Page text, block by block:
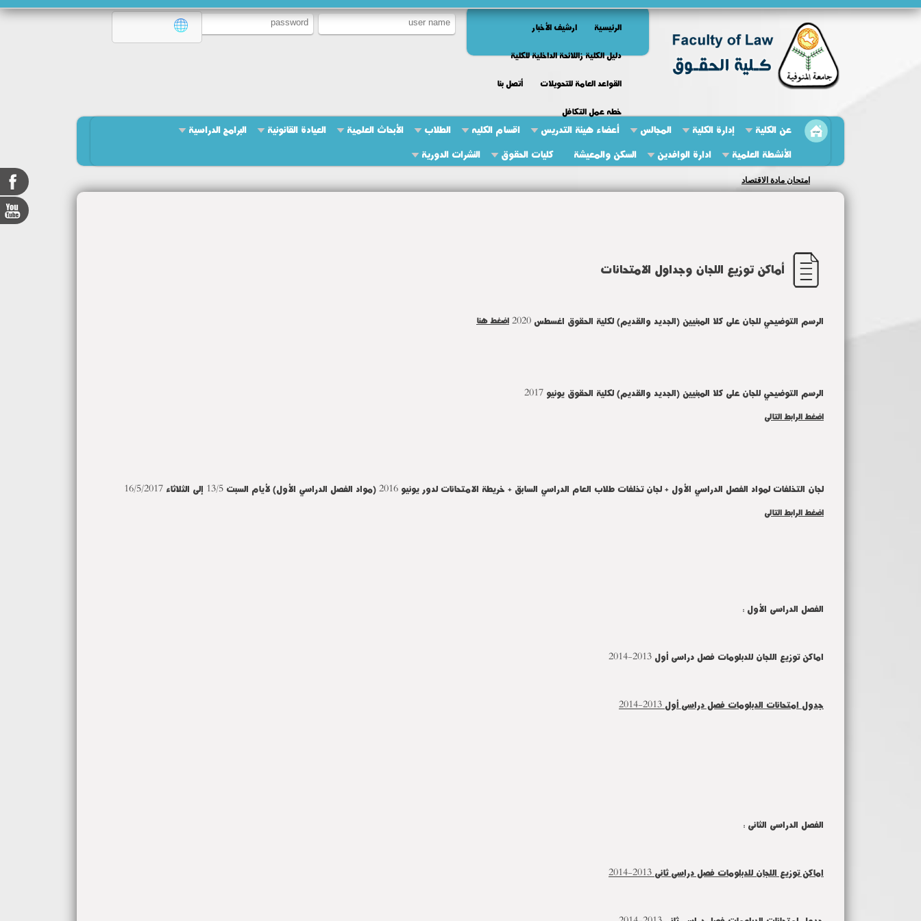
الرئيسية
ارشيف الأخبار
دليل الكلية زاللائحة الداخلية للكلية
القواعد العامة للتحويلات
أتصل بنا
خطه عمل التكافل
عن الكلية إدارة الكلية المجالس أعضاء هيئة التدريس اقسام الكليه الطلاب الأبحاث العلمية العيادة القانونية
البرامج الدراسية
الأنشطة العلمية
ادارة الوافدين السكن والمعيشة كليات الحقوق النشرات الدورية
مناقشه رساله دكتوراه
أماكن توزيع اللجان وجداول الامتحانات
الرسم التوضيحي للجان على كلا المبنيين (الجديد والقديم) لكلية الحقوق اغسطس 2020 اضغط هنا
الرسم التوضيحي للجان على كلا المبنيين (الجديد والقديم) لكلية الحقوق يونيو 2017
اضغط الرابط التالى
لجان التخلفات لمواد الفصل الدراسي الأول + لجان تخلفات طلاب العام الدراسي السابق + خريطة الامتحانات لدور يونيو 2016 (مواد الفصل الدراسي الأول) لأيام السبت 13/5 إلى الثلاثاء 16/5/2017
اضغط الرابط التالى
الفصل الدراسى الأول :
اماكن توزيع اللجان للدبلومات فصل دراسى أول 2013-2014
جدول امتحانات الدبلومات فصل دراسى أول 2013-2014
الفصل الدراسى الثانى :
اماكن توزيع اللجان للدبلومات فصل دراسى ثانى 2013-2014